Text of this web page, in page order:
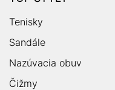
Tenisky
Sandále
Nazúvacia obuv
Čižmy